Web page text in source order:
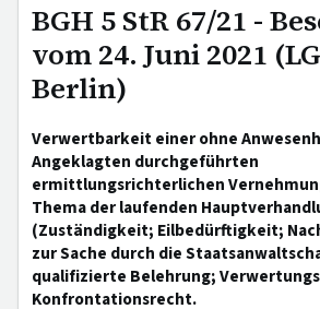
BGH 5 StR 67/21 -
vom 24. Juni 2021 (LG
Berlin)
Verwertbarkeit einer ohne
Angeklagten durchgeführten
ermittlungsrichterlichen
Thema der laufenden
(Zuständigkeit; Eilbedürftigkeit;
zur Sache durch die
qualifizierte Belehrung;
Konfrontationsrecht.